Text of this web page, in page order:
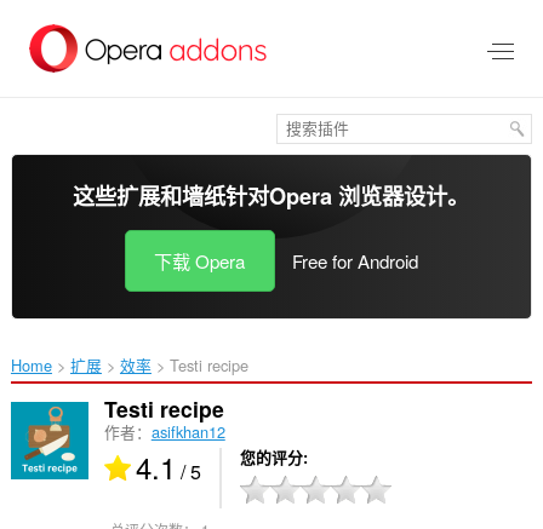
这些扩展和墙纸针对Opera 浏览器设计。
下载 Opera Free for Android
Home 扩展 效率 Testi recipe‎
Testi recipe
作者： asifkhan12
4.1 / 5 您的评分